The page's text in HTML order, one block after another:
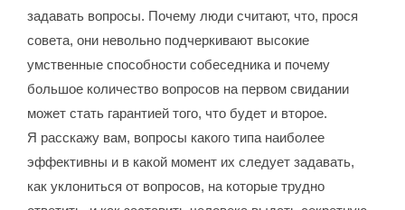
задавать вопросы. Почему люди считают, что, прося
совета, они невольно подчеркивают высокие
умственные способности собеседника и почему
большое количество вопросов на первом свидании
может стать гарантией того, что будет и второе.
Я расскажу вам, вопросы какого типа наиболее
эффективны и в какой момент их следует задавать,
как уклониться от вопросов, на которые трудно